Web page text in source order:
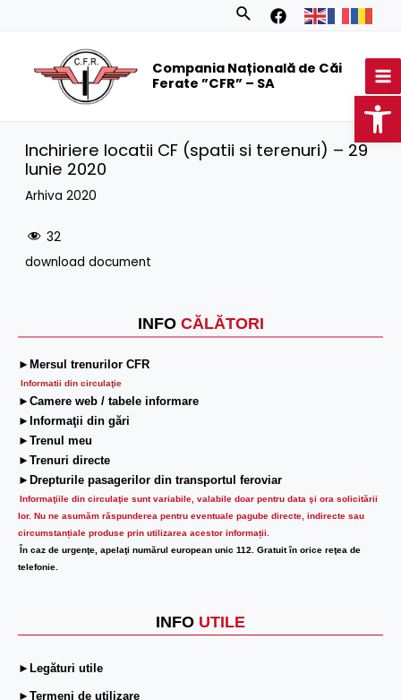
Search
Compania Națională de Căi
Ferate ”CFR” – SA
INFO CĂLĂTORI
►Mersul trenurilor CFR
Informatii din circulaţie
►Camere web / tabele informare
►Informaţii din gări
►Trenul meu
►Trenuri directe
►Drepturile pasagerilor din transportul feroviar
Informaţiile din circulaţie sunt variabile, valabile doar pentru data şi ora solicitării
lor. Nu ne asumăm răspunderea pentru eventuale pagube directe, indirecte sau
circumstanțiale produse prin utilizarea acestor informații.
În caz de urgenţe, apelaţi numărul european unic 112. Gratuit în orice reţea de
telefonie.
INFO UTILE
►Legături utile
►Termeni de utilizare
Inchiriere locatii CF (spatii si terenuri) – 29
Iunie 2020
Arhiva 2020
32
download document